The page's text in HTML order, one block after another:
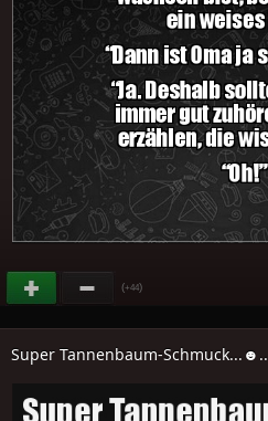
(+44)
Super Tannenbaum-Schmuck...☻..